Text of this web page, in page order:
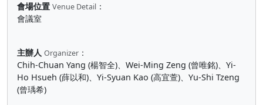
會場位置 Venue Detail ：
會議室
主辦人 Organizer ：
Chih-Chuan Yang (楊智全)、Wei-Ming Zeng (曾唯銘)、Yi-
Ho Hsueh (薛以和)、Yi-Syuan Kao (高宜萱)、Yu-Shi Tzeng
(曾瑀希)